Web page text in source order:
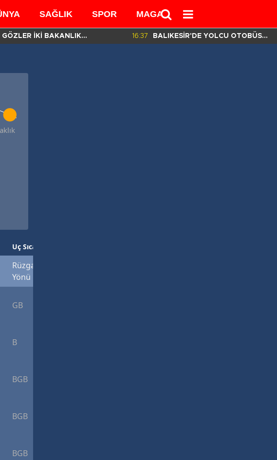
SAĞLIK SPOR MAGAZİN
GÖZLER İKİ BAKANLIK
MÜFETTİŞLERİNİN HAZIRLADIĞI
16:37
BALIKESİR'DE YOLCU OTOBÜSÜ
DEVRİLDİ! 3 ÖLÜ 30 YARALI VAR!
Uç Sıcaklık (°C)
Rüzgar
Yönü
GB
B
BGB
BGB
BGB